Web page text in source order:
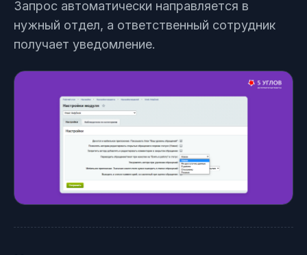
Запрос автоматически направляется в
нужный отдел, а ответственный сотрудник
получает уведомление.